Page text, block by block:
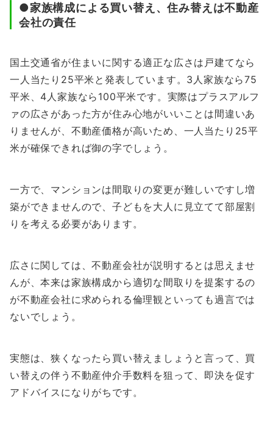
●家族構成による買い替え、住み替えは不動産
会社の責任
国土交通省が住まいに関する適正な広さは戸建てなら
一人当たり25平米と発表しています。3人家族なら75
平米、4人家族なら100平米です。実際はプラスアルフ
ァの広さがあった方が住み心地がいいことは間違いあ
りませんが、不動産価格が高いため、一人当たり25平
米が確保できれば御の字でしょう。
一方で、マンションは間取りの変更が難しいですし増
築ができませんので、子どもを大人に見立てて部屋割
りを考える必要があります。
広さに関しては、不動産会社が説明するとは思えませ
んが、本来は家族構成から適切な間取りを提案するの
が不動産会社に求められる倫理観といっても過言では
ないでしょう。
実態は、狭くなったら買い替えましょうと言って、買
い替えの伴う不動産仲介手数料を狙って、即決を促す
アドバイスになりがちです。